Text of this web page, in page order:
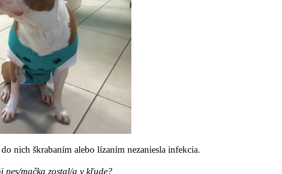
nich škrabaním alebo lízaním nezaniesla infekcia.
pes/mačka zostal/a v kľude?